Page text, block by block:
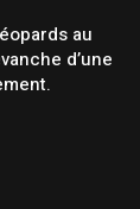
au
d’une